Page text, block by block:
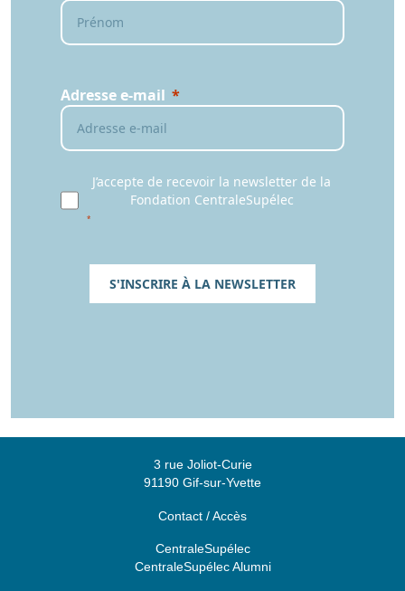
Adresse e-mail
J’accepte de recevoir la newsletter de la
Fondation CentraleSupélec
S'INSCRIRE À LA NEWSLETTER
3 rue Joliot-Curie
91190 Gif-sur-Yvette
Contact / Accès
CentraleSupélec
CentraleSupélec Alumni